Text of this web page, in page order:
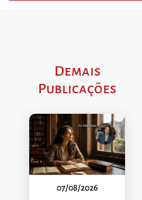
Demais
Publicações
07/08/2026